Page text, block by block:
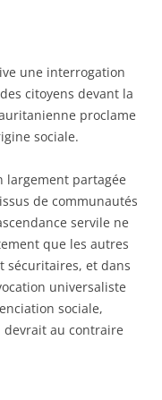
une interrogation
citoyens devant la
proclame
sociale.
largement partagée
de communautés
servile ne
que les autres
sécuritaires, et dans
universaliste
sociale,
devrait au contraire